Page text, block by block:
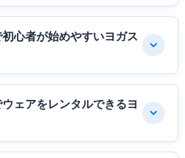
心者が始めやすいヨガス
ェアをレンタルできるヨ